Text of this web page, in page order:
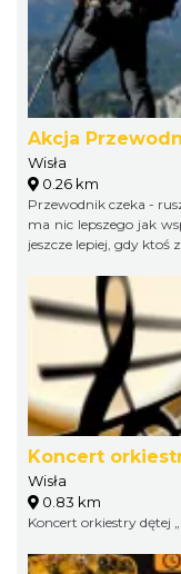
Akcja
Wisła
0.26 km
Przewodnik czeka -
ma nic lepszego jak
jeszcze lepiej, gdy ktoś
Koncert
Wisła
0.83 km
Koncert orkiestry dętej